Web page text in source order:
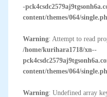
-
content/themes/064/
Warning: Attempt to read
/home/kurihara1718/xn--
content/themes/064/
Warning: Undefined array